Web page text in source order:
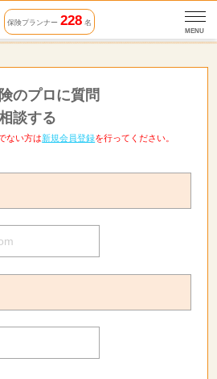
保険プランナー228 名
MENU
のプロに質問
談する
ない方は新規会員登録を行ってください。